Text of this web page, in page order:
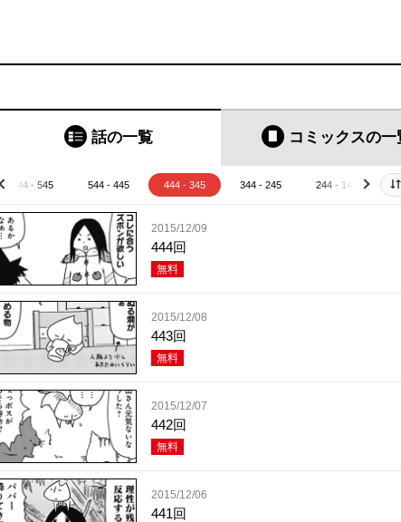
話の一覧 コミックスの一
644 - 545 544 - 445 444 - 345 344 - 245 244 - 145
prev next
2015/12/09
444回
無料
2015/12/08
443回
無料
2015/12/07
442回
無料
2015/12/06
441回